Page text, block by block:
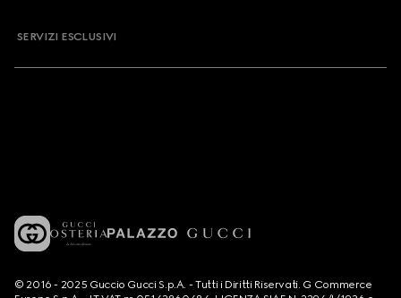
SERVIZI ESCLUSIVI
© 2016 - 2025 Guccio Gucci S.p.A. - Tutti i Diritti Riservati. G Commerce